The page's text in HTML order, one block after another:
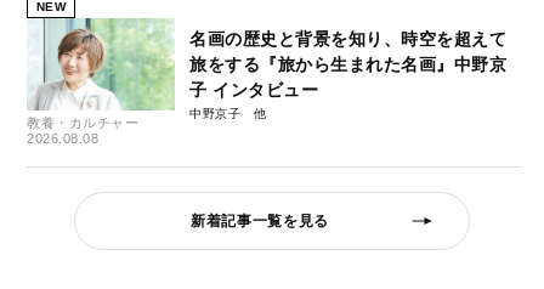
NEW
教養・カルチャー
2026.08.08
名画の歴史と背景を知り、時空を超えて
旅をする『旅から生まれた名画』中野京
子 インタビュー
中野京子
新着記事一覧を見る